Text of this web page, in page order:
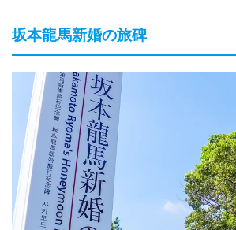
坂本龍馬新婚の旅碑